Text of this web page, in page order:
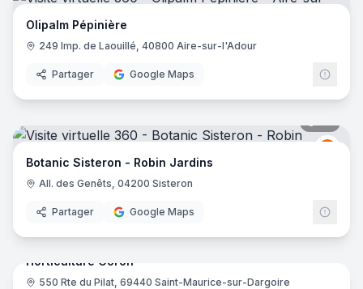
Olipalm Pépinière
249 Imp. de Laouillé, 40800 Aire-sur-l'Adour
Partager Google Maps
Botanic Sisteron - Robin Jardins
All. des Genêts, 04200 Sisteron
Partager Google Maps
Horticulture Coron
550 Rte du Pilat, 69440 Saint-Maurice-sur-Dargoire